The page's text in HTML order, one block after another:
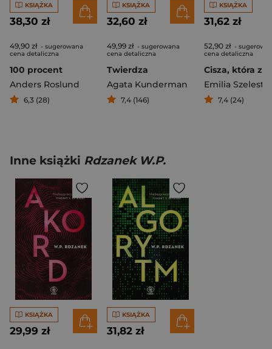
KSIĄŻKA
38,30 zł
49,90 zł - sugerowana
cena detaliczna
100 procent
Anders Roslund
6,3 (28)
KSIĄŻKA
32,60 zł
49,99 zł - sugerowana
cena detaliczna
Twierdza
Agata Kunderman
7,4 (146)
KSIĄŻKA
31,62 zł
52,90 zł -
cena detaliczna
Cisza, która
Emilia Szelest
7,4 (24)
Inne książki Rdzanek W.P.
KSIĄŻKA
29,99 zł
KSIĄŻKA
31,82 zł